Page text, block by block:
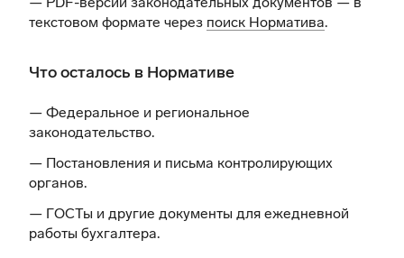
текстовом формате через поиск Норматива.
Что осталось в Нормативе
— Федеральное и региональное
законодательство.
— Постановления и письма контролирующих
органов.
— ГОСТы и другие документы для ежедневной
работы бухгалтера.